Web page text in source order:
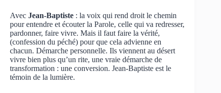
Avec Jean-Baptiste : la voix qui rend droit le chemin
pour entendre et écouter la Parole, celle qui va redresser,
pardonner, faire vivre. Mais il faut faire la vérité,
(confession du péché) pour que cela advienne en
chacun. Démarche personnelle. Ils viennent au désert
vivre bien plus qu’un rite, une vraie démarche de
transformation : une conversion. Jean-Baptiste est le
témoin de la lumière.